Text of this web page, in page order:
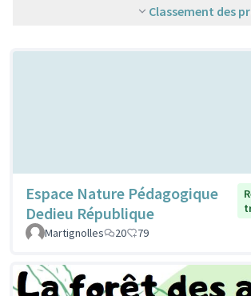
Classement des
Espace Nature Pédagogique
Dedieu République
Martignolles
20 79